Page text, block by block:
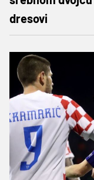
dresovi